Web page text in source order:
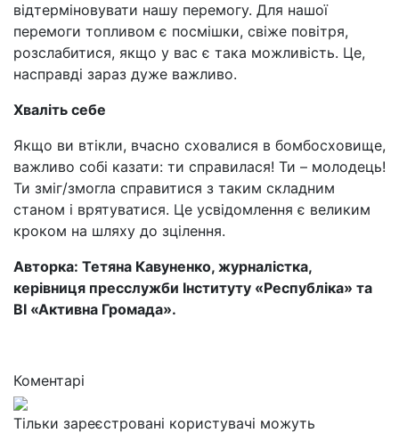
відтерміновувати нашу перемогу. Для нашої
перемоги топливом є посмішки, свіже повітря,
розслабитися, якщо у вас є така можливість. Це,
насправді зараз дуже важливо.
Хваліть себе
Якщо ви втікли, вчасно сховалися в бомбосховище,
важливо собі казати: ти справилася! Ти – молодець!
Ти зміг/змогла справитися з таким складним
станом і врятуватися. Це усвідомлення є великим
кроком на шляху до зцілення.
Авторка: Тетяна Кавуненко, журналістка,
керівниця пресслужби Інституту «Республіка» та
ВІ «Активна Громада».
Коментарі
Тільки зареєстровані користувачі можуть